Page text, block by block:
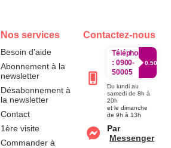
Nos services
Besoin d'aide
Abonnement à la
newsletter
Désabonnement à
la newsletter
Contact
1ère visite
Commander à
Contactez-nous
Téléphone
: 0900-
50005
0.50€/
Du lundi au
samedi de 8h à
20h
et le dimanche
de 9h à 13h
Par
Messenger